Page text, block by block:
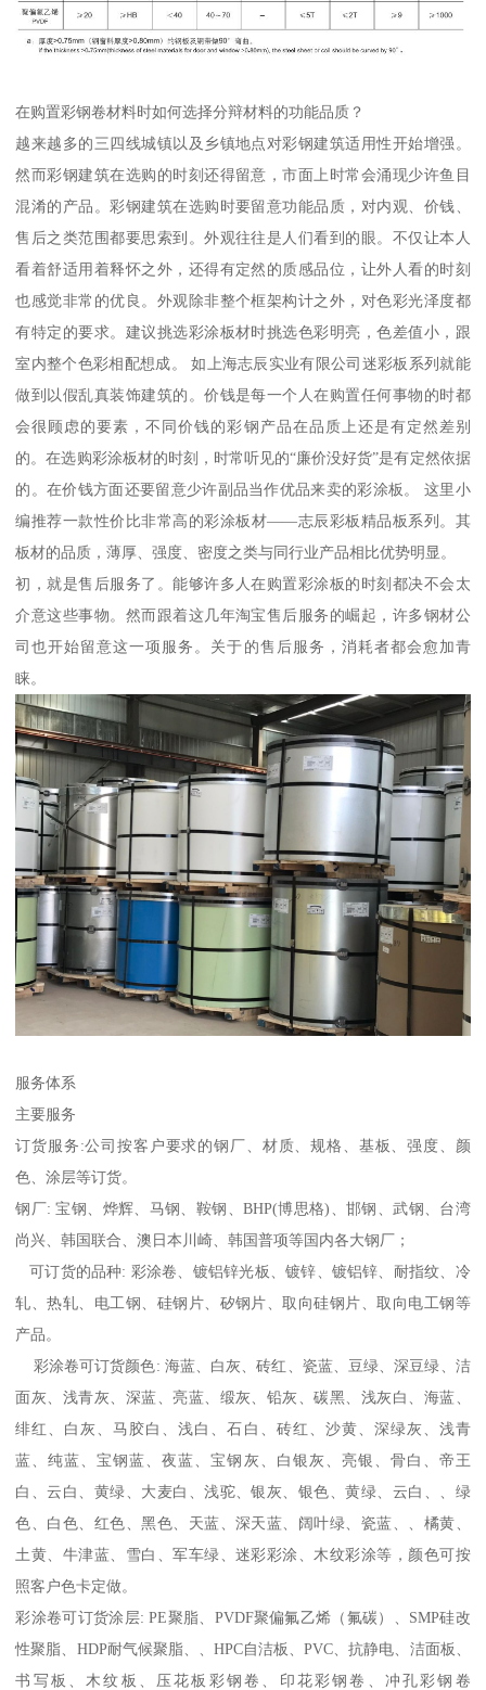
在购置彩钢卷材料时如何选择分辩材料的功能品质？
越来越多的三四线城镇以及乡镇地点对彩钢建筑适用性开始增强。
然而彩钢建筑在选购的时刻还得留意，市面上时常会涌现少许鱼目
混淆的产品。彩钢建筑在选购时要留意功能品质，对内观、价钱、
售后之类范围都要思索到。外观往往是人们看到的眼。不仅让本人
看着舒适用着释怀之外，还得有定然的质感品位，让外人看的时刻
也感觉非常的优良。外观除非整个框架构计之外，对色彩光泽度都
有特定的要求。建议挑选彩涂板材时挑选色彩明亮，色差值小，跟
室内整个色彩相配想成。 如上海志辰实业有限公司迷彩板系列就能
做到以假乱真装饰建筑的。价钱是每一个人在购置任何事物的时都
会很顾虑的要素，不同价钱的彩钢产品在品质上还是有定然差别
的。在选购彩涂板材的时刻，时常听见的“廉价没好货”是有定然依据
的。在价钱方面还要留意少许副品当作优品来卖的彩涂板。 这里小
编推荐一款性价比非常高的彩涂板材——志辰彩板精品板系列。其
板材的品质，薄厚、强度、密度之类与同行业产品相比优势明显。
初，就是售后服务了。能够许多人在购置彩涂板的时刻都决不会太
介意这些事物。然而跟着这几年淘宝售后服务的崛起，许多钢材公
司也开始留意这一项服务。关于的售后服务，消耗者都会愈加青
睐。
服务体系
主要服务
订货服务:公司按客户要求的钢厂、材质、规格、基板、强度、颜
色、涂层等订货。
钢厂: 宝钢、烨辉、马钢、鞍钢、BHP(博思格)、邯钢、武钢、台湾
尚兴、韩国联合、澳日本川崎、韩国普项等国内各大钢厂；
可订货的品种: 彩涂卷、镀铝锌光板、镀锌、镀铝锌、耐指纹、冷
轧、热轧、电工钢、硅钢片、矽钢片、取向硅钢片、取向电工钢等
产品。
彩涂卷可订货颜色: 海蓝、白灰、砖红、瓷蓝、豆绿、深豆绿、洁
面灰、浅青灰、深蓝、亮蓝、缎灰、铅灰、碳黑、浅灰白、海蓝、
绯红、白灰、马胶白、浅白、石白、砖红、沙黄、深绿灰、浅青
蓝、纯蓝、宝钢蓝、夜蓝、宝钢灰、白银灰、亮银、骨白、帝王
白、云白、黄绿、大麦白、浅驼、银灰、银色、黄绿、云白、、绿
色、白色、红色、黑色、天蓝、深天蓝、阔叶绿、瓷蓝、、橘黄、
土黄、牛津蓝、雪白、军车绿、迷彩彩涂、木纹彩涂等，颜色可按
照客户色卡定做。
彩涂卷可订货涂层: PE聚脂、PVDF聚偏氟乙烯（氟碳）、SMP硅改
性聚脂、HDP耐气候聚脂、、HPC自洁板、PVC、抗静电、洁面板、
书写板、木纹板、压花板彩钢卷、印花彩钢卷、冲孔彩钢卷